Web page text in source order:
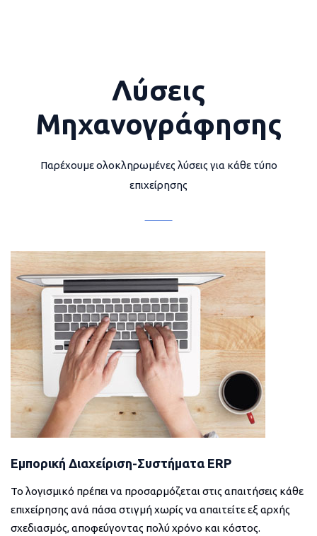
Λύσεις
Μηχανογράφησης
Παρέχουμε ολοκληρωμένες λύσεις για κάθε τύπο
επιχείρησης
Εμπορική Διαχείριση-Συστήματα ERP
Το λογισμικό πρέπει να προσαρμόζεται στις απαιτήσεις κάθε
επιχείρησης ανά πάσα στιγμή χωρίς να απαιτείτε εξ αρχής
σχεδιασμός, αποφεύγοντας πολύ χρόνο και κόστος.